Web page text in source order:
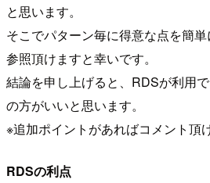
と思います。
そこでパターン毎に得意な点を簡
参照頂けますと幸いです。
結論を申し上げると、RDSが利用
の方がいいと思います。
※追加ポイントがあればコメント頂
RDSの利点